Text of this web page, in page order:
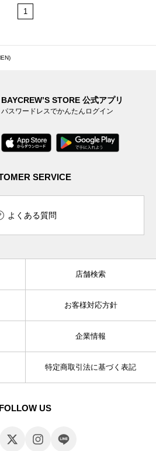
1
BAYCREW’S STORE 公式アプリ
パスワードレスでかんたんログイン
SERVICE
よくある質問
店舗検索
お客様対応方針
企業情報
特定商取引法に基づく表記
FOLLOW US